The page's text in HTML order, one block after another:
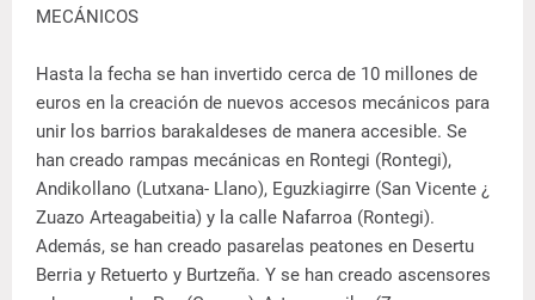
MECÁNICOS
Hasta la fecha se han invertido cerca de 10 millones de
euros en la creación de nuevos accesos mecánicos para
unir los barrios barakaldeses de manera accesible. Se
han creado rampas mecánicas en Rontegi (Rontegi),
Andikollano (Lutxana- Llano), Eguzkiagirre (San Vicente ¿
Zuazo Arteagabeitia) y la calle Nafarroa (Rontegi).
Además, se han creado pasarelas peatones en Desertu
Berria y Retuerto y Burtzeña. Y se han creado ascensores